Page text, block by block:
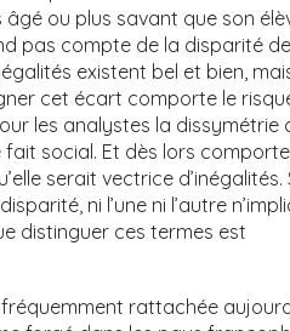
âgé ou plus savant que son
pas compte de la disparité
existent bel et bien,
cet écart comporte le
les analystes la dissymétrie
social. Et dès lors
serait vectrice d’inégalités.
ni l’une ni l’autre
distinguer ces termes est
rattachée